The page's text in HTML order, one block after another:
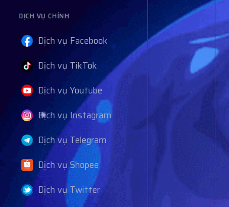
DỊCH VỤ CHÍNH
Dịch vụ Facebook
Dịch vụ TikTok
Dịch vụ Youtube
Dịch vụ Instagram
Dịch vụ Telegram
Dịch vụ Shopee
Dịch vụ Twitter